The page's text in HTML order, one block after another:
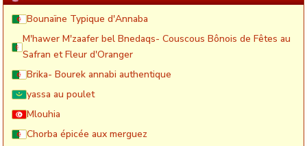
Bounaïne Typique d'Annaba
M'hawer M'zaafer bel Bnedaqs- Couscous Bônois de Fêtes au
Safran et Fleur d'Oranger
Brika- Bourek annabi authentique
yassa au poulet
Mlouhia
Chorba épicée aux merguez